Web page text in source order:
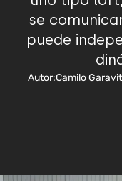
se
puede
Autor:Camilo